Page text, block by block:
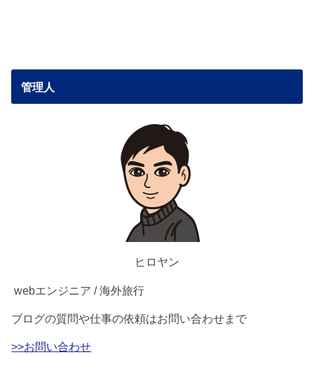
管理人
ヒロヤン
webエンジニア / 海外旅行
ブログの質問や仕事の依頼はお問い合わせまで
>>お問い合わせ